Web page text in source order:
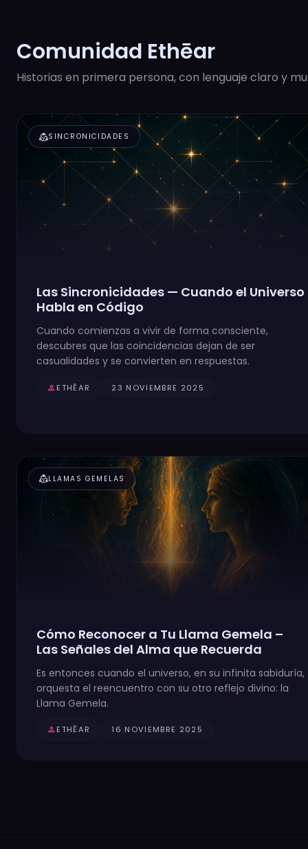
Comunidad Ethēar
Historias en primera persona, con lenguaje claro y
diversity_2SINCRONICIDADES
Las Sincronicidades — Cuando el Universo
Habla en Código
Cuando comienzas a vivir de forma consciente,
descubres que las coincidencias dejan de ser
casualidades y se convierten en respuestas.
personETHĒAR 23 NOVIEMBRE 2025
diversity_2LLAMAS GEMELAS
Cómo Reconocer a Tu Llama Gemela –
Las Señales del Alma que Recuerda
Es entonces cuando el universo, en su infinita sabiduría,
orquesta el reencuentro con su otro reflejo divino: la
Llama Gemela.
personETHĒAR 16 NOVIEMBRE 2025